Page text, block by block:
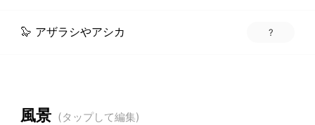
🦭 アザラシやアシカ ?
風景